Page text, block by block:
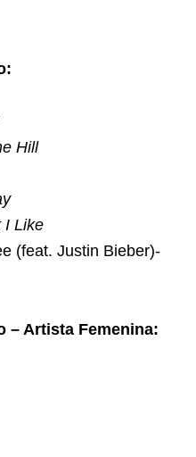
Hill
I Like
(feat. Justin Bieber)-
– Artista Femenina: